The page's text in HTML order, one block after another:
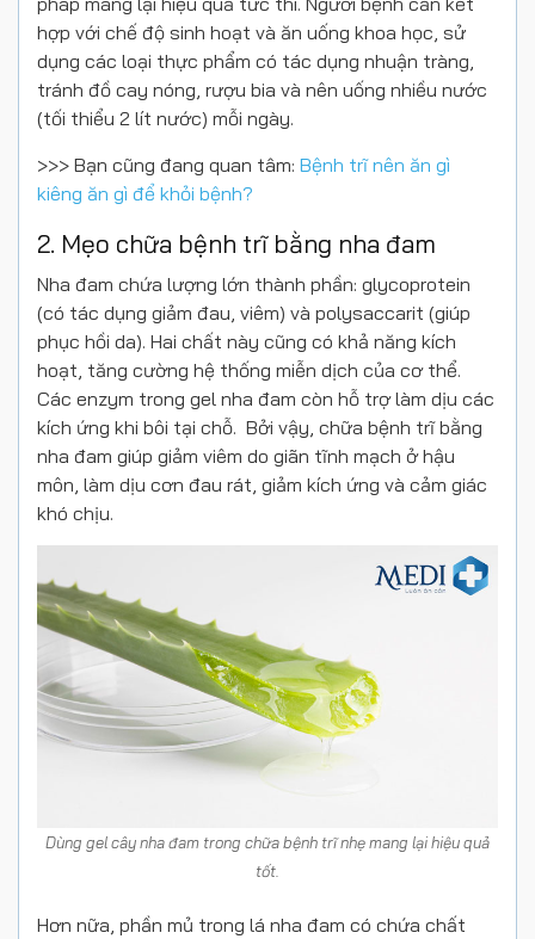
hợp với chế độ sinh hoạt và ăn uống khoa học, sử
dụng các loại thực phẩm có tác dụng nhuận tràng,
tránh đồ cay nóng, rượu bia và nên uống nhiều nước
(tối thiểu 2 lít nước) mỗi ngày.
>>> Bạn cũng đang quan tâm: Bệnh trĩ nên ăn gì
kiêng ăn gì để khỏi bệnh?
2. Mẹo chữa bệnh trĩ bằng nha đam
Nha đam chứa lượng lớn thành phần: glycoprotein
(có tác dụng giảm đau, viêm) và polysaccarit (giúp
phục hồi da). Hai chất này cũng có khả năng kích
hoạt, tăng cường hệ thống miễn dịch của cơ thể.
Các enzym trong gel nha đam còn hỗ trợ làm dịu các
kích ứng khi bôi tại chỗ. Bởi vậy, chữa bệnh trĩ bằng
nha đam giúp giảm viêm do giãn tĩnh mạch ở hậu
môn, làm dịu cơn đau rát, giảm kích ứng và cảm giác
khó chịu.
Dùng gel cây nha đam trong chữa bệnh trĩ nhẹ mang lại hiệu quả
tốt.
Hơn nữa, phần mủ trong lá nha đam có chứa chất